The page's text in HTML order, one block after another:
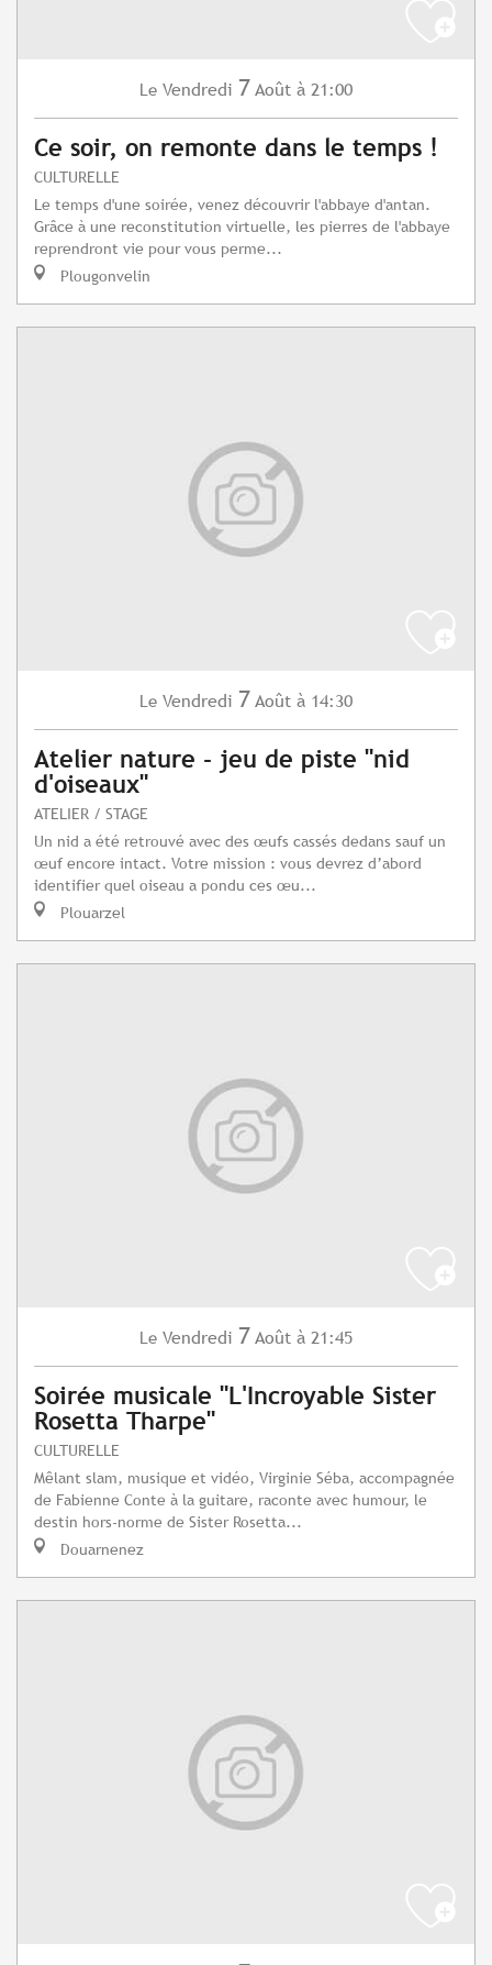
Le Vendredi 7 Août à 21:00
Ce soir, on remonte dans le temps !
CULTURELLE
Le temps d'une soirée, venez découvrir l'abbaye d'antan.
Grâce à une reconstitution virtuelle, les pierres de l'abbaye
reprendront vie pour vous perme...
Plougonvelin
Le Vendredi 7 Août à 14:30
Atelier nature - jeu de piste "nid
d'oiseaux"
ATELIER / STAGE
Un nid a été retrouvé avec des œufs cassés dedans sauf un
œuf encore intact. Votre mission : vous devrez d’abord
identifier quel oiseau a pondu ces œu...
Plouarzel
Le Vendredi 7 Août à 21:45
Soirée musicale "L'Incroyable Sister
Rosetta Tharpe"
CULTURELLE
Mêlant slam, musique et vidéo, Virginie Séba, accompagnée
de Fabienne Conte à la guitare, raconte avec humour, le
destin hors-norme de Sister Rosetta...
Douarnenez